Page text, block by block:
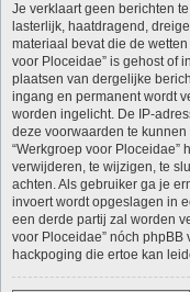
Je verklaart geen berichten
lasterlijk, haatdragend,
materiaal bevat die de
voor Ploceidae” is gehost of
plaatsen van dergelijke
ingang en permanent wordt
worden ingelicht. De IP-
deze voorwaarden te
“Werkgroep voor Ploceidae”
verwijderen, te wijzigen, te
achten. Als gebruiker ga je
invoert wordt opgeslagen in
een derde partij zal worden
voor Ploceidae” nóch
hackpoging die ertoe kan